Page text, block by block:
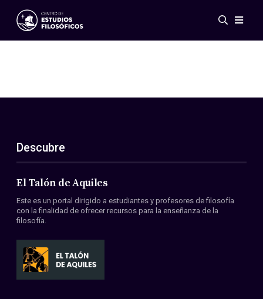
Eventos
ES
EN
Acerca de nosotros
Miembros
Convenios
Descubre
El Talón de Aquiles
Este es un portal dirigido a estudiantes y profesores de filosofía
con la finalidad de ofrecer recursos para la enseñanza de la
filosofía.